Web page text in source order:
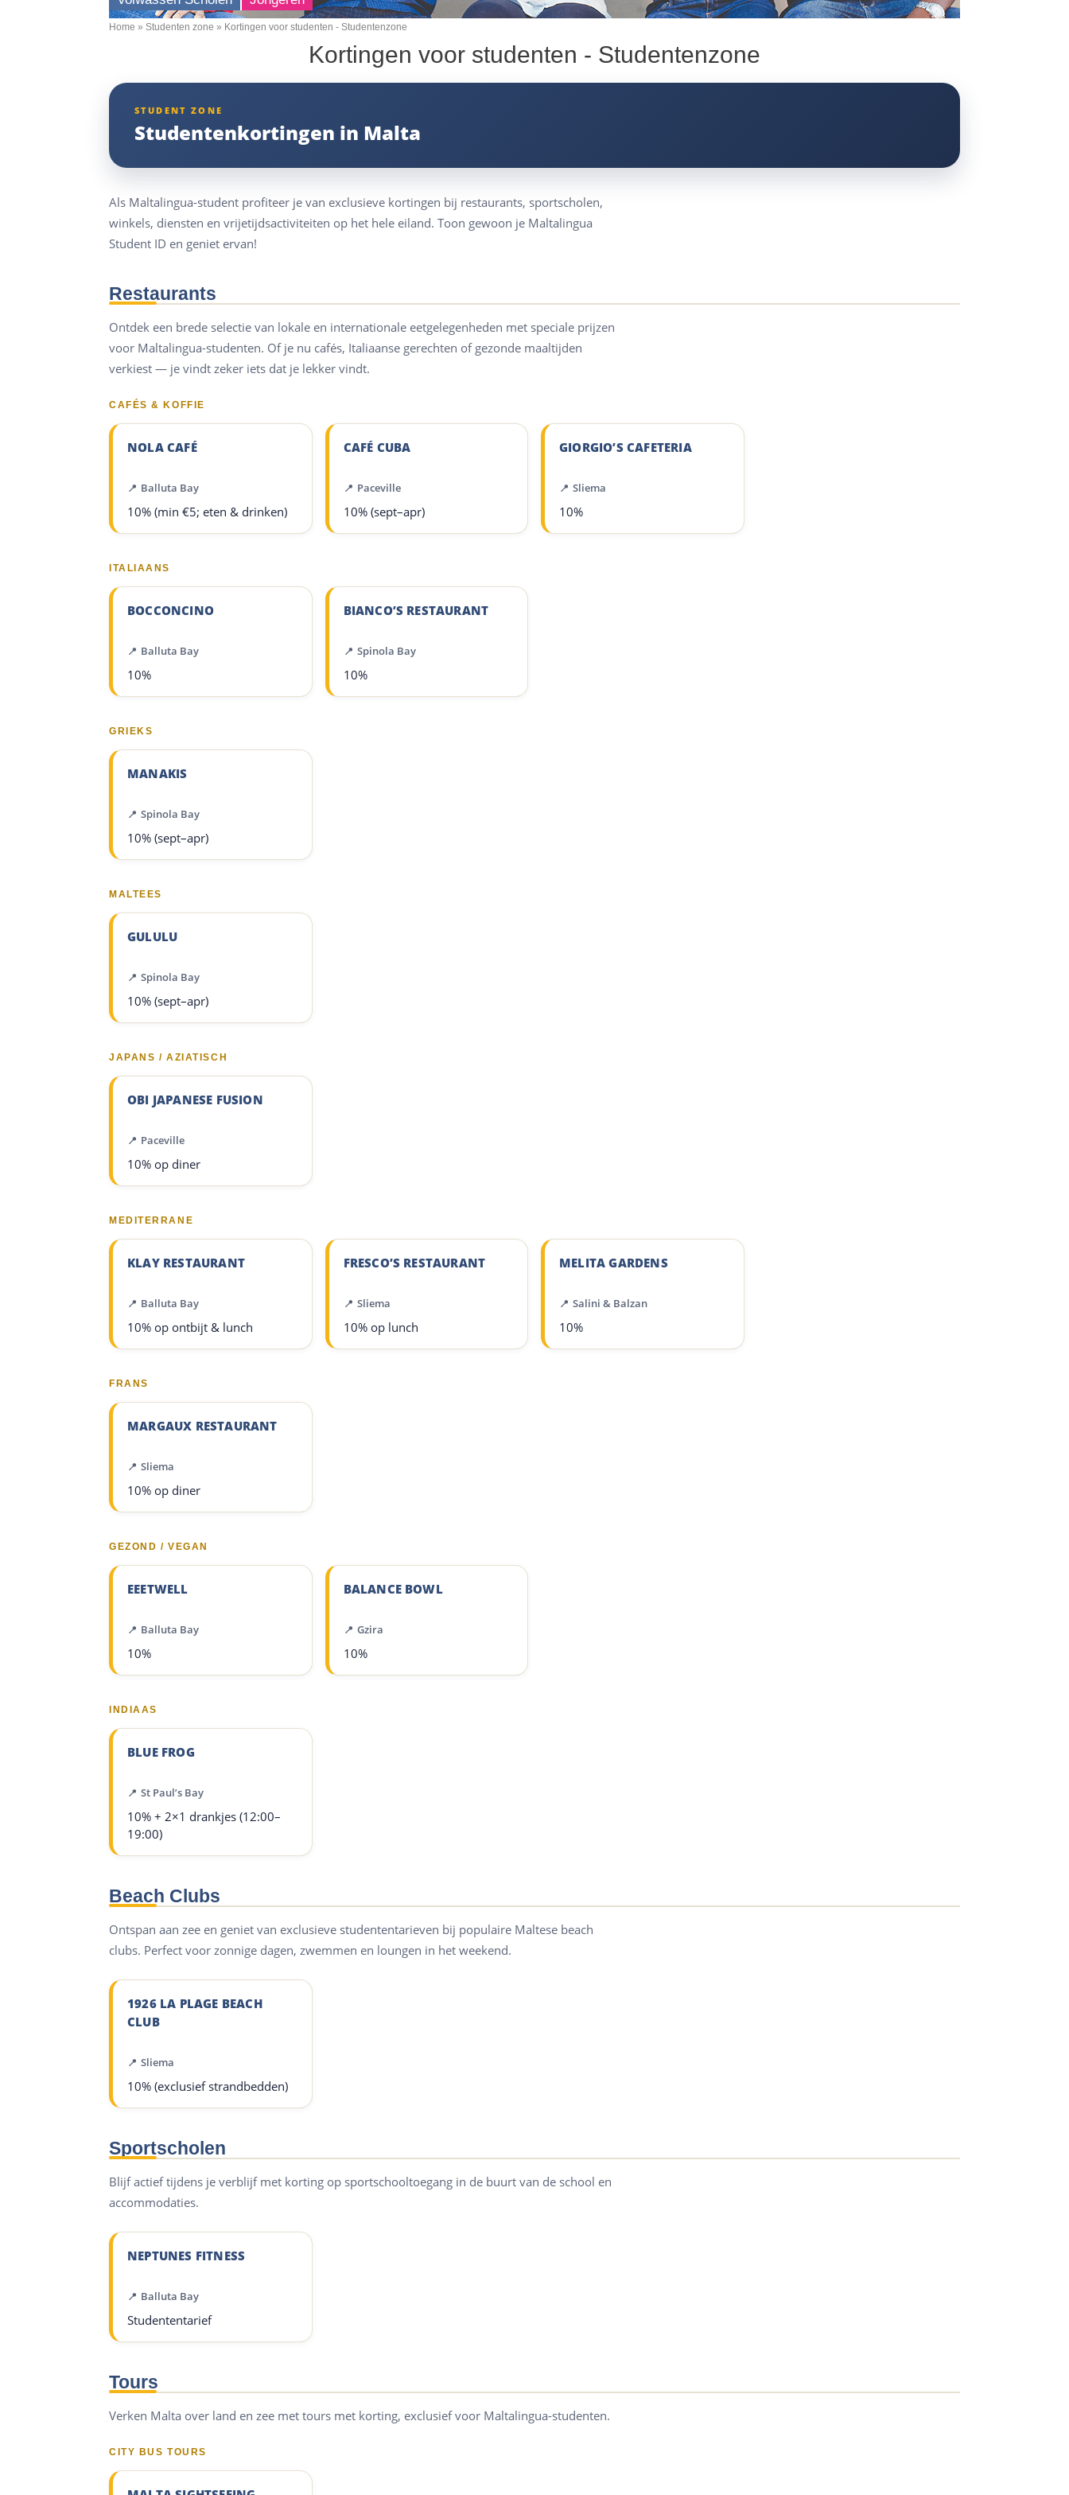
Home Studenten zone Kortingen voor studenten - Studentenzone
Kortingen voor studenten - Studentenzone
Studentenkortingen in Malta
Als Maltalingua-student profiteer je van exclusieve kortingen bij restaurants, sportscholen,
winkels, diensten en vrijetijdsactiviteiten op het hele eiland. Toon gewoon je Maltalingua
Student ID en geniet ervan!
Restaurants
Ontdek een brede selectie van lokale en internationale eetgelegenheden met speciale prijzen
voor Maltalingua-studenten. Of je nu cafés, Italiaanse gerechten of gezonde maaltijden
verkiest — je vindt zeker iets dat je lekker vindt.
CAFÉS & KOFFIE
NOLA CAFÉ
Balluta Bay
10% (min €5; eten & drinken)
CAFÉ CUBA
Paceville
10% (sept–apr)
GIORGIO’S CAFETERIA
Sliema
10%
ITALIAANS
BOCCONCINO
Balluta Bay
10%
BIANCO’S RESTAURANT
Spinola Bay
10%
GRIEKS
MANAKIS
Spinola Bay
10% (sept–apr)
MALTEES
GULULU
Spinola Bay
10% (sept–apr)
JAPANS / AZIATISCH
OBI JAPANESE FUSION
Paceville
10% op diner
MEDITERRANE
KLAY RESTAURANT
Balluta Bay
10% op ontbijt & lunch
FRESCO’S RESTAURANT
Sliema
10% op lunch
MELITA GARDENS
Salini & Balzan
10%
FRANS
MARGAUX RESTAURANT
Sliema
10% op diner
GEZOND / VEGAN
EEETWELL
Balluta Bay
10%
BALANCE BOWL
Gzira
10%
INDIAAS
BLUE FROG
St Paul’s Bay
10% + 2×1 drankjes (12:00–
19:00)
Beach Clubs
Ontspan aan zee en geniet van exclusieve studententarieven bij populaire Maltese beach
clubs. Perfect voor zonnige dagen, zwemmen en loungen in het weekend.
1926 LA PLAGE BEACH
CLUB
Sliema
10% (exclusief strandbedden)
Sportscholen
Blijf actief tijdens je verblijf met korting op sportschooltoegang in de buurt van de school en
accommodaties.
NEPTUNES FITNESS
Balluta Bay
Studententarief
Tours
Verken Malta over land en zee met tours met korting, exclusief voor Maltalingua-studenten.
CITY BUS TOURS